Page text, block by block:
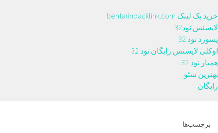
خرید بک لینک behtarinbacklink.com
لایسنس نود32
پسورد نود 32
اوکلی لایسنس رایگان نود 32
همیار نود 32
بهترین سئو
رایگان
برچسب‌ها